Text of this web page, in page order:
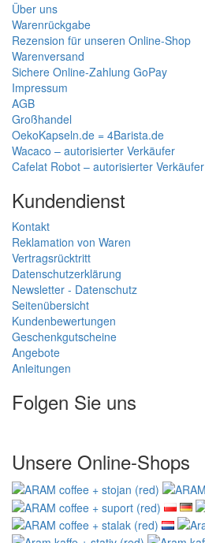
Über uns
Warenrückgabe
Rezension für unseren Online-Shop
Warenversand
Sichere Online-Zahlung GoPay
Impressum
AGB
Großhandel
OekoKapseln.de = 4Barista.de
Wacaco – autorisierter Verkäufer
Cafelat Robot – autorisierter Verkäufer
Kundendienst
Kontakt
Reklamation von Waren
Vertragsrücktritt
Datenschutzerklärung
Newsletter - Datenschutz
Seitenübersicht
Kundenbewertungen
Geschenkgutscheine
Angebote
Anleitungen
Folgen Sie uns
Unsere Online-Shops